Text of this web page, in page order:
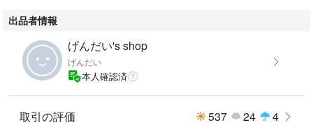
出品者情報
げんだい's shop
げんだい
本人確認済
取引の評価 537 24 4